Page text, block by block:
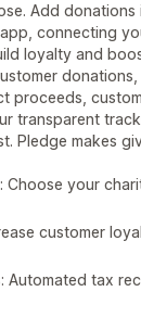
Add donations
connecting
loyalty and
donations,
proceeds,
transparent
Pledge makes
Choose your
customer
Automated tax